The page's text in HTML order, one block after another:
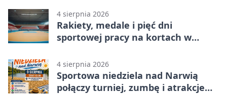
4 sierpnia 2026
Rakiety, medale i pięć dni
sportowej pracy na kortach w
4 sierpnia 2026
Sportowa niedziela nad Narwią
połączy turniej, zumbę i atrakcje